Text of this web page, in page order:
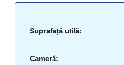
Suprafață utilă:
Cameră: